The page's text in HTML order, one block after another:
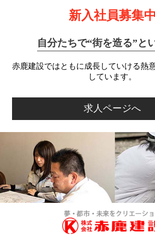
新入社員募集中
自分たちで“街を造る”と
赤鹿建設ではともに成長していける熱
しています。
求人ページへ